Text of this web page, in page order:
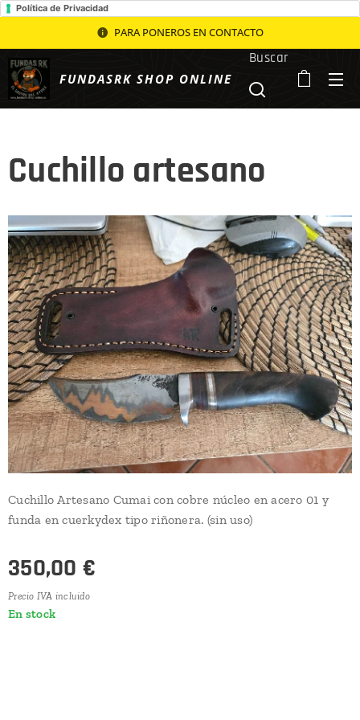
Política de Privacidad
PARA PONEROS EN CONTACTO
FUNDASRK SHOP ONLINE
Buscar
Cuchillo artesano
Cuchillo Artesano Cumai con cobre núcleo en acero 01 y
funda en cuerkydex tipo riñonera. (sin uso)
350,00 €
Precio IVA incluido
En stock